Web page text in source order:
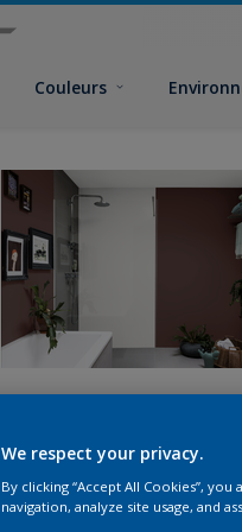
Couleurs
We respect your privacy.
By clicking “Accept All Cookies”,
navigation, analyze site usage, and